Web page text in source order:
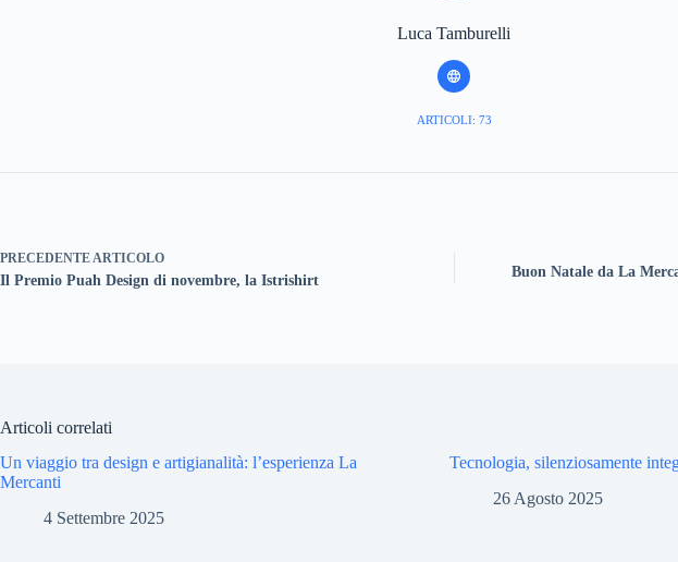
Luca Tamburelli
ARTICOLI: 73
PRECEDENTE ARTICOLO
Il Premio Puah Design di novembre, la Istrishirt
Buon Natale da La
Articoli correlati
Un viaggio tra design e artigianalità: l’esperienza La
Mercanti
4 Settembre 2025
Tecnologia, silenziosamente
26 Agosto 2025